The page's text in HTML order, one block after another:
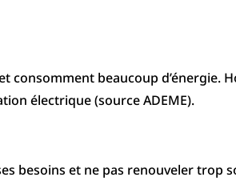
beaucoup d’énergie.
électrique (source ADEME).
besoins et ne pas renouveler trop